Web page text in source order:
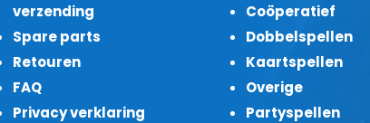
verzending
Spare parts
Retouren
FAQ
Privacy verklaring
Coöperatief
Dobbelspellen
Kaartspellen
Overige
Partyspellen